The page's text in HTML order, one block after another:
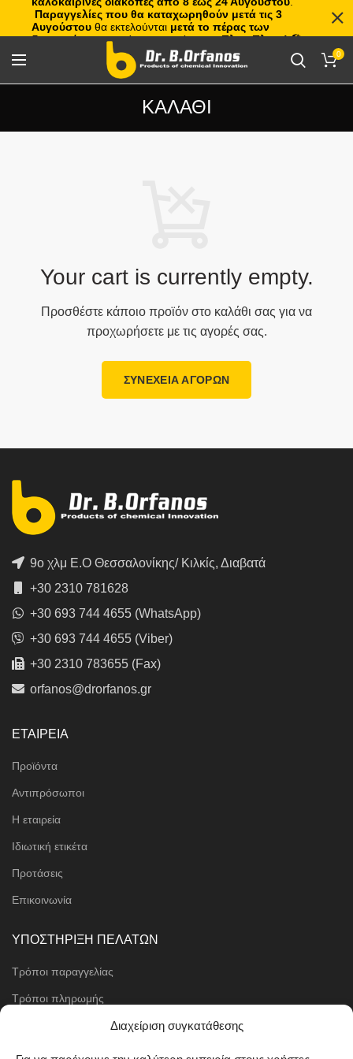
Διαχείριση συγκατάθεσης
0
ΚΑΛΑΘΙ
Your cart is currently empty.
Προσθέστε κάποιο προϊόν στο καλάθι σας για να
προχωρήσετε με τις αγορές σας.
ΣΥΝΕΧΕΙΑ ΑΓΟΡΩΝ
9ο χλμ Ε.Ο Θεσσαλονίκης/ Κιλκίς, Διαβατά
+30 2310 781628
+30 693 744 4655 (WhatsApp)
+30 693 744 4655 (Viber)
+30 2310 783655 (Fax)
orfanos@drorfanos.gr
ΕΤΑΙΡΕΙΑ
Προϊόντα
Αντιπρόσωποι
Η εταιρεία
Ιδιωτική ετικέτα
Προτάσεις
Επικοινωνία
ΥΠΟΣΤΗΡΙΞΗ ΠΕΛΑΤΩΝ
Τρόποι παραγγελίας
Τρόποι πληρωμής
Μέθοδοι αποστολής
Παραγγελίες που θα καταχωρηθούν μετά τις 3
Αυγούστου θα εκτελούνται μετά το πέρας των
διακοπών, με σειρά προτεραιότητας.Πλιτς Πλατς!🏖️🌊